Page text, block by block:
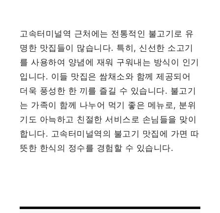
고속터미널역 근처에는 전통적인 불고기로 유
명한 맛집들이 많습니다. 특히, 신선한 소고기
를 사용하여 양념에 재워 구워내는 방식이 인기
입니다. 이들 맛집은 쌈채소와 함께 제공되어
더욱 풍성한 한 끼를 즐길 수 있습니다. 불고기
는 가족이 함께 나누어 먹기 좋은 메뉴로, 분위
기도 아늑하고 친절한 서비스로 손님들을 맞이
합니다. 고속터미널역의 불고기 맛집에 가면 따
뜻한 한식의 정수를 경험할 수 있습니다.